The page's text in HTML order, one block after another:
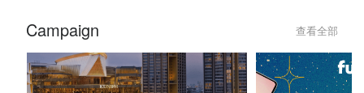
Campaign 查看全部